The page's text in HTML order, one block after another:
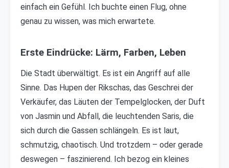
einfach ein Gefühl. Ich buchte einen Flug, ohne
genau zu wissen, was mich erwartete.
Erste Eindrücke: Lärm, Farben, Leben
Die Stadt überwältigt. Es ist ein Angriff auf alle
Sinne. Das Hupen der Rikschas, das Geschrei der
Verkäufer, das Läuten der Tempelglocken, der Duft
von Jasmin und Abfall, die leuchtenden Saris, die
sich durch die Gassen schlängeln. Es ist laut,
schmutzig, chaotisch. Und trotzdem – oder gerade
deswegen – faszinierend. Ich bezog ein kleines